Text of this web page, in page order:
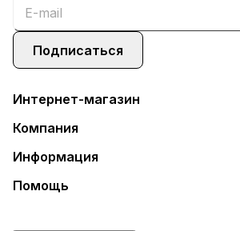
Подписаться
Интернет-магазин
Компания
Информация
Помощь